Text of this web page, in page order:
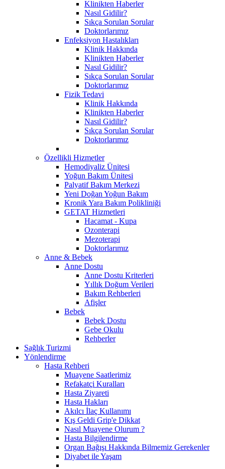
Klinikten Haberler
Nasıl Gidilir?
Sıkça Sorulan Sorular
Doktorlarımız
Enfeksiyon Hastalıkları
Klinik Hakkında
Klinikten Haberler
Nasıl Gidilir?
Sıkça Sorulan Sorular
Doktorlarımız
Fizik Tedavi
Klinik Hakkında
Klinikten Haberler
Nasıl Gidilir?
Sıkça Sorulan Sorular
Doktorlarımız
Özellikli Hizmetler
Hemodiyaliz Ünitesi
Yoğun Bakım Ünitesi
Palyatif Bakım Merkezi
Yeni Doğan Yoğun Bakım
Kronik Yara Bakım Polikliniği
GETAT Hizmetleri
Hacamat - Kupa
Ozonterapi
Mezoterapi
Doktorlarımız
Anne & Bebek
Anne Dostu
Anne Dostu Kriterleri
Yıllık Doğum Verileri
Bakım Rehberleri
Afişler
Bebek
Bebek Dostu
Gebe Okulu
Rehberler
Sağlık Turizmi
Yönlendirme
Hasta Rehberi
Muayene Saatlerimiz
Refakatçi Kuralları
Hasta Ziyareti
Hasta Hakları
Akılcı İlaç Kullanımı
Kış Geldi Grip'e Dikkat
Nasıl Muayene Olurum ?
Hasta Bilgilendirme
Organ Bağışı Hakkında Bilmemiz Gerekenler
Diyabet ile Yaşam